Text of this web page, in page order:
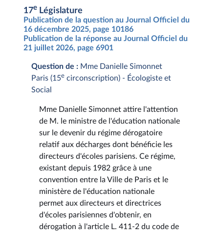
17e Législature
Publication de la question au Journal Officiel du
16 décembre 2025, page 10186
Publication de la réponse au Journal Officiel du
21 juillet 2026, page 6901
Question de : Mme Danielle Simonnet
Paris (15e circonscription) - Écologiste et
Social
Mme Danielle Simonnet attire l'attention
de M. le ministre de l'éducation nationale
sur le devenir du régime dérogatoire
relatif aux décharges dont bénéficie les
directeurs d'écoles parisiens. Ce régime,
existant depuis 1982 grâce à une
convention entre la Ville de Paris et le
ministère de l'éducation nationale
permet aux directeurs et directrices
d'écoles parisiennes d'obtenir, en
dérogation à l'article L. 411-2 du code de